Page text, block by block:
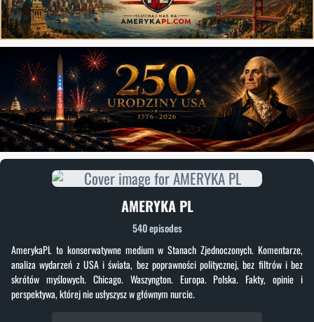
AMERYKA PL
540 episodes
AmerykaPL to konserwatywne medium w Stanach Zjednoczonych. Komentarze,
analiza wydarzeń z USA i świata, bez poprawności politycznej, bez filtrów i bez
skrótów myślowych. Chicago. Waszyngton. Europa. Polska. Fakty, opinie i
perspektywa, której nie usłyszysz w głównym nurcie.